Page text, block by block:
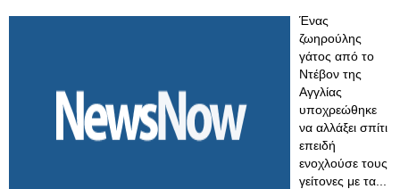
Ένας
ζωηρούλης
γάτος από το
Ντέβον της
Αγγλίας
υποχρεώθηκε
να αλλάξει σπίτι
επειδή
ενοχλούσε τους
γείτονες με τα...